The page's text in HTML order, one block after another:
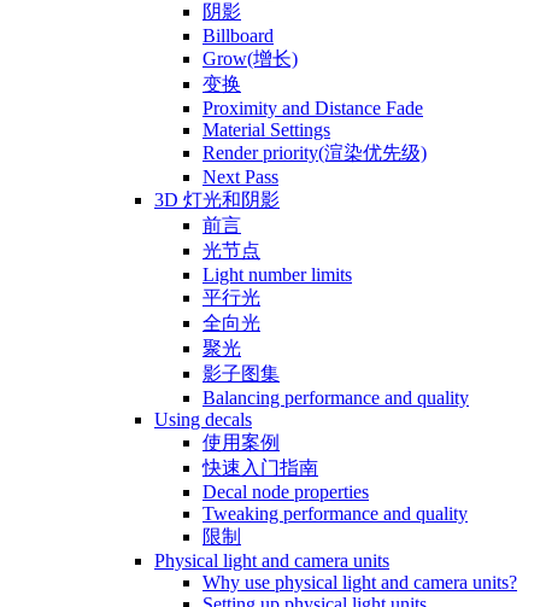
阴影
Billboard
Grow(增长)
变换
Proximity and Distance Fade
Material Settings
Render priority(渲染优先级)
Next Pass
3D 灯光和阴影
前言
光节点
Light number limits
平行光
全向光
聚光
影子图集
Balancing performance and quality
Using decals
使用案例
快速入门指南
Decal node properties
Tweaking performance and quality
限制
Physical light and camera units
Why use physical light and camera units?